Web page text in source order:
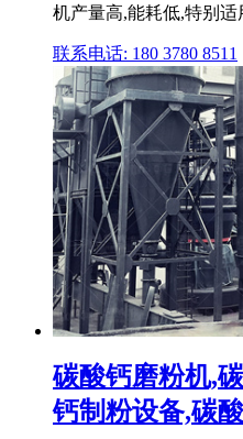
机产量高,能耗低,特别适
联系电话: 180 3780 8511
碳酸钙磨粉机,
钙制粉设备,碳